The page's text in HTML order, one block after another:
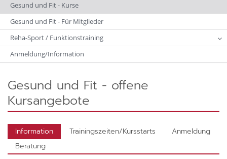
Gesund und Fit - Kurse
Gesund und Fit - Für Mitglieder
Reha-Sport / Funktionstraining
Anmeldung/Information
Gesund und Fit - offene
Kursangebote
Information Trainingszeiten/Kursstarts
Anmeldung
Beratung